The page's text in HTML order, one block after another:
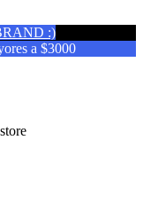
:)
a $3000